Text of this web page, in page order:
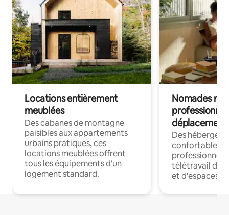
Locations entièrement
meublées
Des cabanes de montagne
paisibles aux appartements
urbains pratiques, ces
locations meublées offrent
tous les équipements d'un
logement standard.
Nomades
déplacement
Des
confortables
professionnels
télétravail
et d'espaces